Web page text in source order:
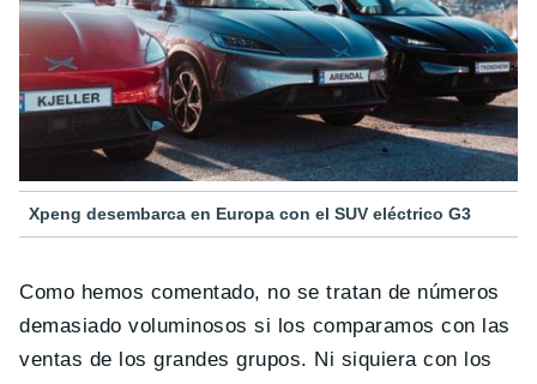
Xpeng desembarca en Europa con el SUV eléctrico G3
Como hemos comentado, no se tratan de números
demasiado voluminosos si los comparamos con las
ventas de los grandes grupos. Ni siquiera con los